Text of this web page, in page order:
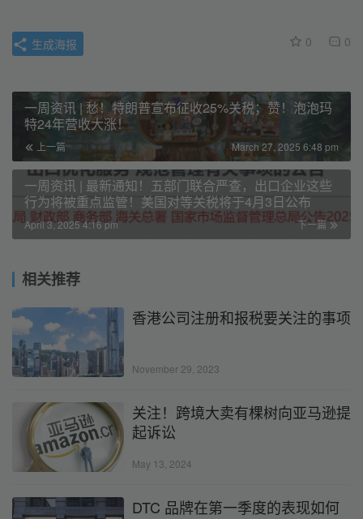
0 0
生成海报
一周资讯 | 愁！特朗普宣布征收25%关税；赞！泡泡玛
特24年营收大涨！
上一篇 March 27, 2025 6:48 pm
一周资讯 | 最新通知！五部门联合严查，出口企业这些
行为将被重点监管！美国对等关税将于4月3日公布
下一篇
April 3, 2025 4:16 pm
相关推荐
香港公司注册和报税要关注的事项
November 29, 2023
关注！跨境大卖有棵树向亚马逊提
起诉讼
May 13, 2024
DTC 品牌在第一季度的表现如何